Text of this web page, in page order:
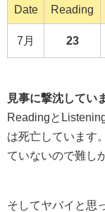
Date Reading
7月 23
見事に撃沈してい
Readingと
は死亡しています
ていないので難し
そしてヤバイと思